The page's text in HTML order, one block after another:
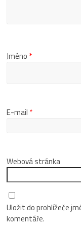
Jméno *
E-mail *
Webová stránka
Uložit do prohlížeče
komentáře.